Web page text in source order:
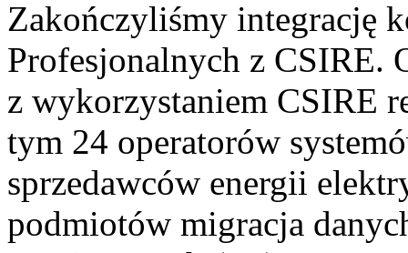
Zakończyliśmy integrację
Profesjonalnych z CSIRE.
z wykorzystaniem CSIRE
tym 24 operatorów
sprzedawców energii
podmiotów migracja